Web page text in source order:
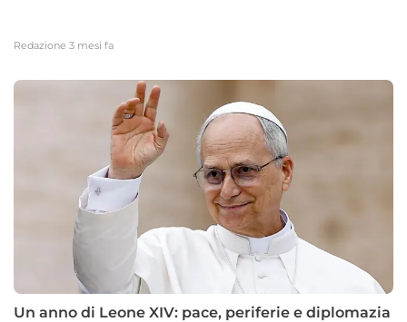
Redazione 3 mesi fa
Un anno di Leone XIV: pace, periferie e diplomazia